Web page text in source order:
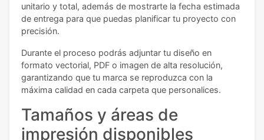
unitario y total, además de mostrarte la fecha estimada
de entrega para que puedas planificar tu proyecto con
precisión.
Durante el proceso podrás adjuntar tu diseño en
formato vectorial, PDF o imagen de alta resolución,
garantizando que tu marca se reproduzca con la
máxima calidad en cada carpeta que personalices.
Tamaños y áreas de
impresión disponibles